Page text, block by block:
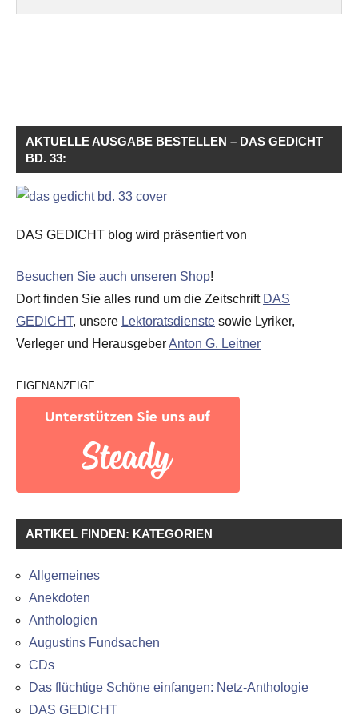
AKTUELLE AUSGABE BESTELLEN – DAS GEDICHT
BD. 33:
DAS GEDICHT blog wird präsentiert von
Besuchen Sie auch unseren Shop!
Dort finden Sie alles rund um die Zeitschrift DAS
GEDICHT, unsere Lektoratsdienste sowie Lyriker,
Verleger und HerausgeberAnton G. Leitner
EIGENANZEIGE
ARTIKEL FINDEN: KATEGORIEN
Allgemeines
Anekdoten
Anthologien
Augustins Fundsachen
CDs
Das flüchtige Schöne einfangen: Netz-Anthologie
DAS GEDICHT